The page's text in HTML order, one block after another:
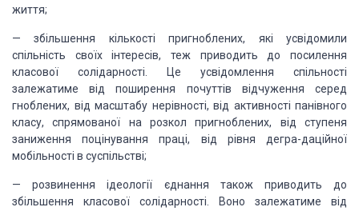
життя;
— збільшення кількості пригноблених, які усвідомили
спільність своїх інтересів, теж приводить до посилення
класової солідарності. Це усвідомлення спільності
залежатиме від поширення почуттів відчуження серед
гноблених, від масштабу нерівності, від активності панівного
класу, спрямованої на розкол пригноблених, від ступеня
заниження поцінування праці, від рівня дегра-даційної
мобільності в суспільстві;
— розвинення ідеології єднання також приводить до
збільшення класової солідарності. Воно залежатиме від